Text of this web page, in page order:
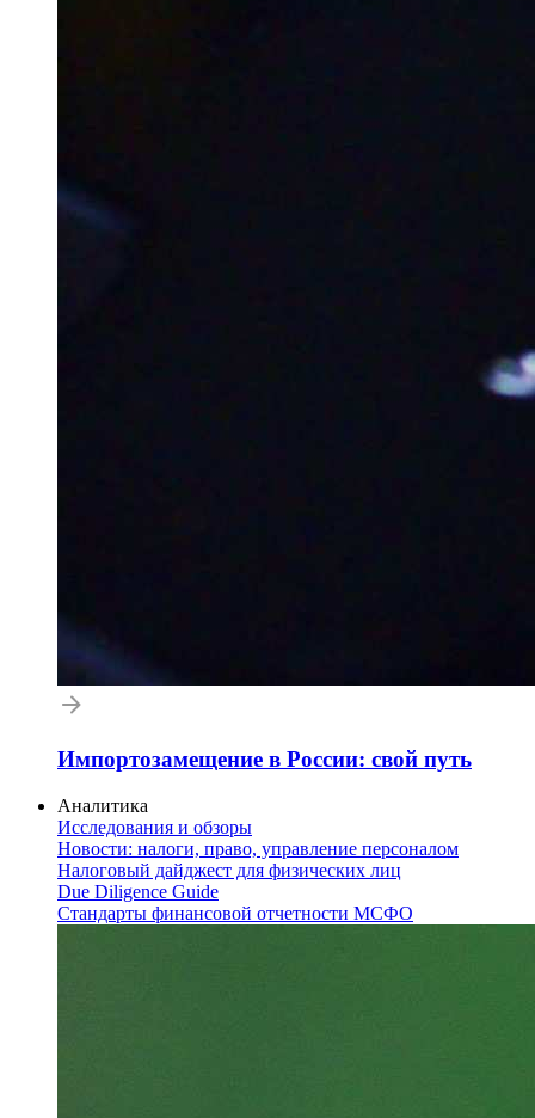
Импортозамещение в России: свой путь
Аналитика
Исследования и обзоры
Новости: налоги, право, управление персоналом
Налоговый дайджест для физических лиц
Due Diligence Guide
Стандарты финансовой отчетности МСФО